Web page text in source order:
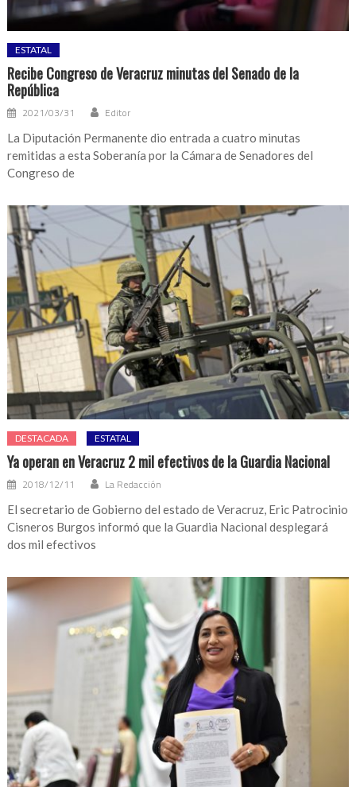
ESTATAL
Recibe Congreso de Veracruz minutas del Senado de la
República
2021/03/31 Editor
La Diputación Permanente dio entrada a cuatro minutas
remitidas a esta Soberanía por la Cámara de Senadores del
Congreso de
DESTACADA ESTATAL
Ya operan en Veracruz 2 mil efectivos de la Guardia Nacional
2018/12/11 La Redacción
El secretario de Gobierno del estado de Veracruz, Eric Patrocinio
Cisneros Burgos informó que la Guardia Nacional desplegará
dos mil efectivos